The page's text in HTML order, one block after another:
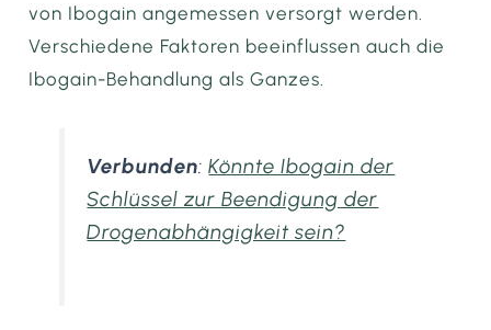
von Ibogain angemessen versorgt werden.
Verschiedene Faktoren beeinflussen auch die
Ibogain-Behandlung als Ganzes.
Verbunden:Könnte Ibogain der
Schlüssel zur Beendigung der
Drogenabhängigkeit sein?